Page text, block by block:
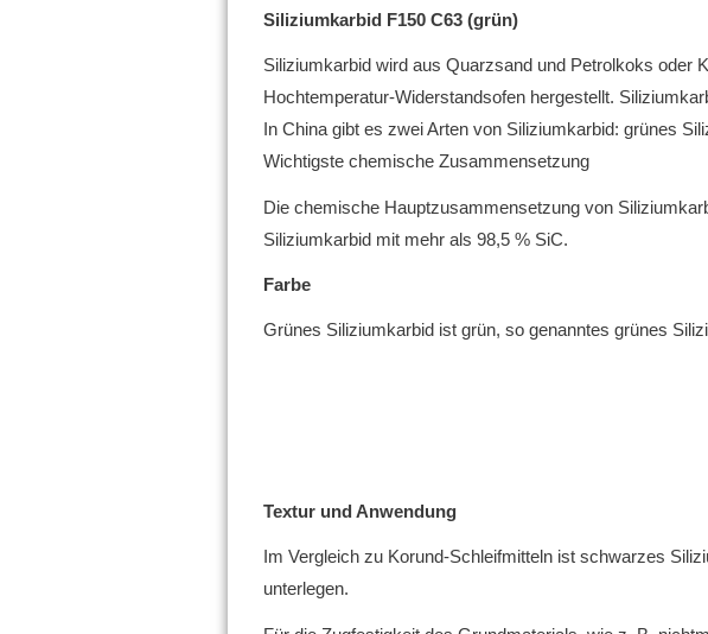
Siliziumkarbid F150 C63 (grün)
Siliziumkarbid wird aus Quarzsand und Petrolkoks oder
Hochtemperatur-Widerstandsofen hergestellt.
In China gibt es zwei Arten von Siliziumkarbid: grünes
Wichtigste chemische Zusammensetzung
Die chemische Hauptzusammensetzung von
Siliziumkarbid mit mehr als 98,5 % SiC.
Farbe
Grünes Siliziumkarbid ist grün, so genanntes grünes
Textur und Anwendung
Im Vergleich zu Korund-Schleifmitteln ist schwarzes
unterlegen.